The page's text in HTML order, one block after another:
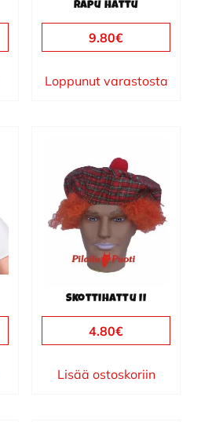
Rapu hattu
9.80€
Loppunut varastosta
Skottihattu II
4.80€
Lisää ostoskoriin